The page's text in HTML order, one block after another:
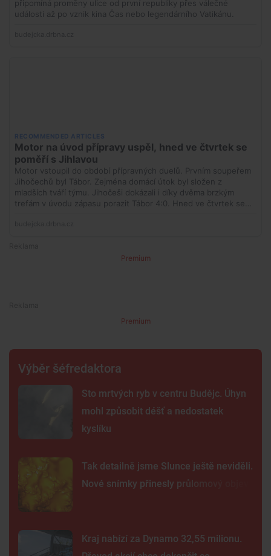
Premium
Premium
Výběr šéfredaktora
Sto mrtvých ryb v centru Budějc. Úhyn
mohl způsobit déšť a nedostatek
kyslíku
Tak detailně jsme Slunce ještě neviděli.
Nové snímky přinesly průlomový objev
Kraj nabízí za Dynamo 32,55 milionu.